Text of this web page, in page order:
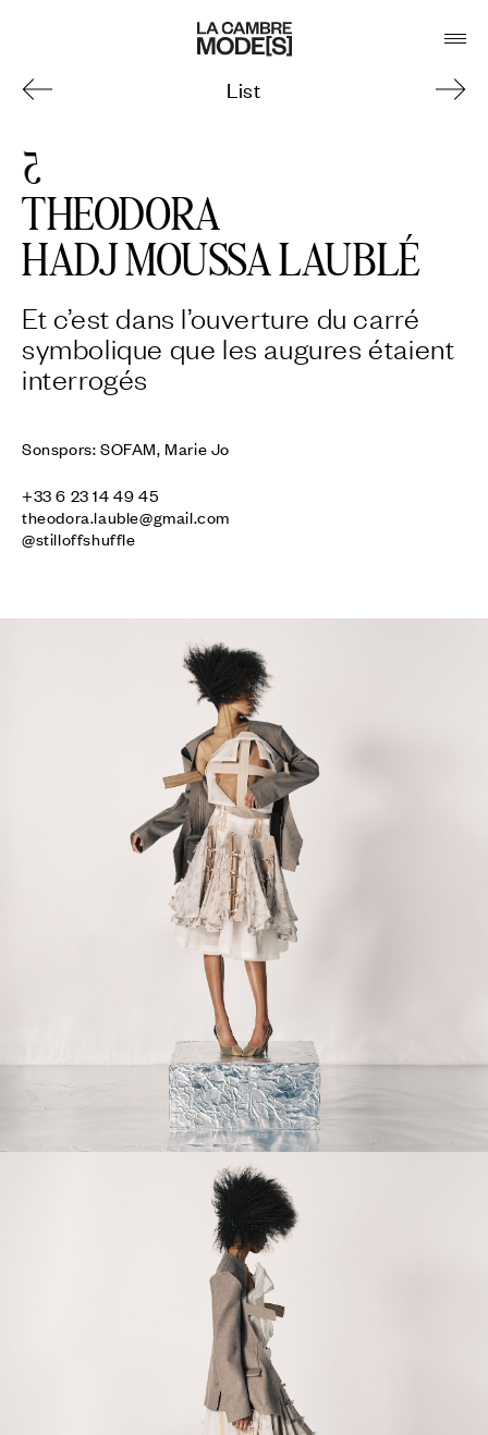
List
5
THEODORA
HADJ MOUSSA LAUBLÉ
Et c’est dans l’ouverture du carré
symbolique que les augures étaient
interrogés
Sonspors: SOFAM, Marie Jo
theodora.lauble@gmail.com
@stilloffshuffle